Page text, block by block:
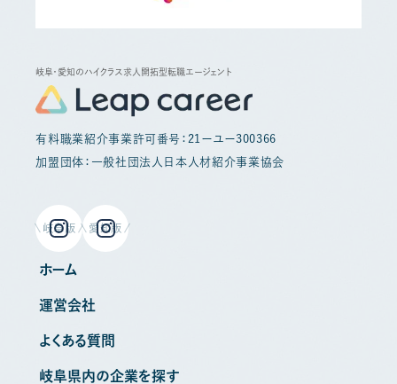
岐阜・愛知のハイクラス求人開拓型転職エージェント
有料職業紹介事業許可番号：21ーユー300366
加盟団体：一般社団法人日本人材紹介事業協会
岐阜版 愛知版
ホーム
運営会社
よくある質問
岐阜県内の企業を探す